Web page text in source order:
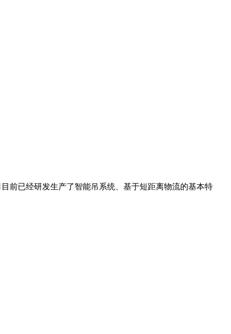
前已经研发生产了智能吊系统、基于短距离物流的基本特